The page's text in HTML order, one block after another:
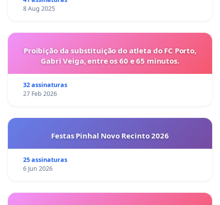
8 Aug 2025
Proibição da substituição do atleta do FC Porto,
Gabri Veiga, entre os 60 e 65 minutos.
32 assinaturas
27 Feb 2026
Festas Pinhal Novo Recinto 2026
25 assinaturas
6 Jun 2026